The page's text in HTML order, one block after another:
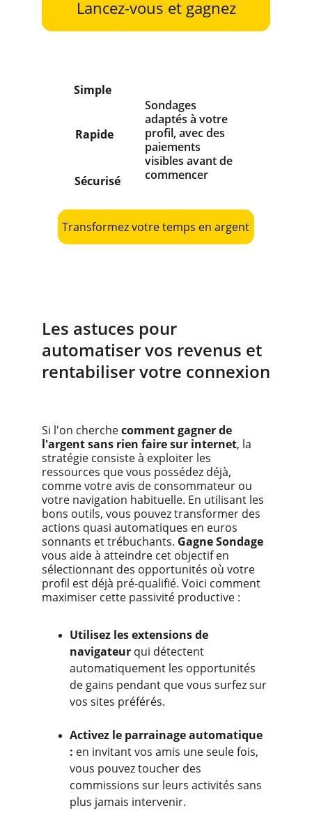
Lancez-vous et gagnez
Simple
Sécurisé
Rapide
Sondages
adaptés à votre
profil, avec des
paiements
visibles avant de
commencer
Transformez votre temps en argent
Les astuces pour
automatiser vos revenus et
rentabiliser votre connexion
Si l'on cherche comment gagner de
l'argent sans rien faire sur internet, la
stratégie consiste à exploiter les
ressources que vous possédez déjà,
comme votre avis de consommateur ou
votre navigation habituelle. En utilisant les
bons outils, vous pouvez transformer des
actions quasi automatiques en euros
sonnants et trébuchants. Gagne Sondage
vous aide à atteindre cet objectif en
sélectionnant des opportunités où votre
profil est déjà pré-qualifié. Voici comment
maximiser cette passivité productive :
Utilisez les extensions de
navigateur qui détectent
automatiquement les opportunités
de gains pendant que vous surfez sur
vos sites préférés.
Activez le parrainage automatique
: en invitant vos amis une seule fois,
vous pouvez toucher des
commissions sur leurs activités sans
plus jamais intervenir.